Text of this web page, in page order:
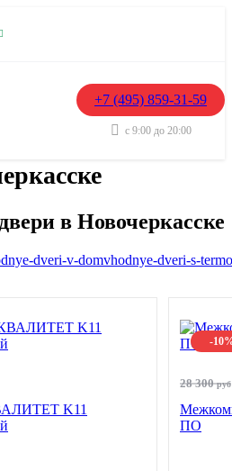
+7 (495) 859-31-59
с 9:00 до 20:00
в Новочеркасске
dveri-v-domvhodnye-dveri-s-
K11
-
28 300руб
ПО